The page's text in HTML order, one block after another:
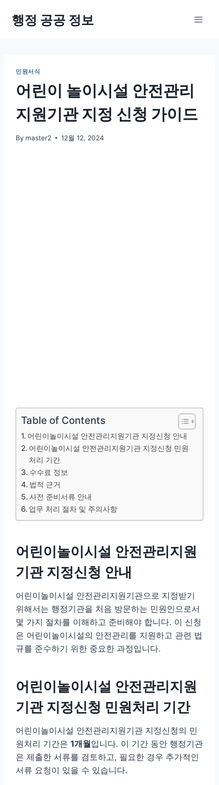
행정 공공 정보
민원서식
어린이 놀이시설 안전관리
지원기관 지정 신청 가이드
By master2 12월 12, 2024
Table of Contents
어린이놀이시설 안전관리지원기관 지정신청 안내
어린이놀이시설 안전관리지원기관 지정신청 민원
처리 기간
수수료 정보
법적 근거
사전 준비서류 안내
업무 처리 절차 및 주의사항
어린이놀이시설 안전관리지원
기관 지정신청 안내
어린이놀이시설 안전관리지원기관으로 지정받기
위해서는 행정기관을 처음 방문하는 민원인으로서
몇 가지 절차를 이해하고 준비해야 합니다. 이 신청
은 어린이놀이시설의 안전관리를 지원하고 관련 법
규를 준수하기 위한 중요한 과정입니다.
어린이놀이시설 안전관리지원
기관 지정신청 민원처리 기간
어린이놀이시설 안전관리지원기관 지정신청의 민
원처리 기간은 1개월입니다. 이 기간 동안 행정기관
은 제출한 서류를 검토하고, 필요한 경우 추가적인
서류 요청이 있을 수 있습니다.